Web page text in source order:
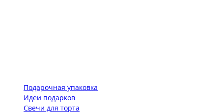
Подарочная упаковка
Идеи подарков
Свечи для торта